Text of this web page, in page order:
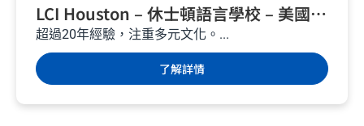
LCI Houston – 休士頓語言學校 – 美國遊
學
超過20年經驗，注重多元文化。...
了解詳情